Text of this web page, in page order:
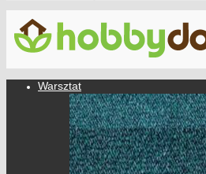
Warsztat